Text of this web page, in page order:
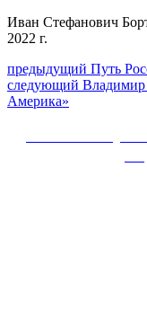
Иван Стефанович
2022 г.
Навигация
по
предыдущий
пост:
Путь
следующий Владимир
Америка»